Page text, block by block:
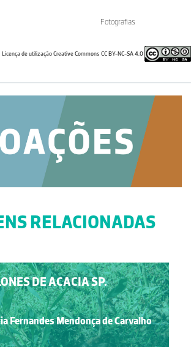
Fotografias
Licença de utilização Creative Commons CC BY-NC-SA 4.0
RELACIONADAS
DE ACACIA SP.
Fernandes Mendonça de Carvalho